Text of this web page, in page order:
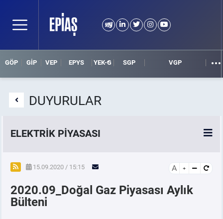
GÖP GİP VEP EPYS YEK-G SGP VGP
DUYURULAR
ELEKTRİK PİYASASI
SPOT ELEKTRİK PİYASALARI
ÖRNEK FİNANS BELGELERİ
15.09.2020 / 15:15 A
2020.09_Doğal Gaz Piyasası Aylık
Bülteni